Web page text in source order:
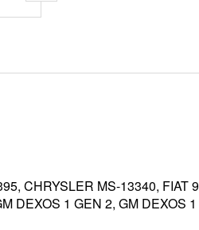
CHRYSLER MS-13340, FIAT
DEXOS 1 GEN 2, GM DEXOS